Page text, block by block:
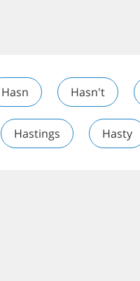
Hasn Hasn't
Hastings Hasty